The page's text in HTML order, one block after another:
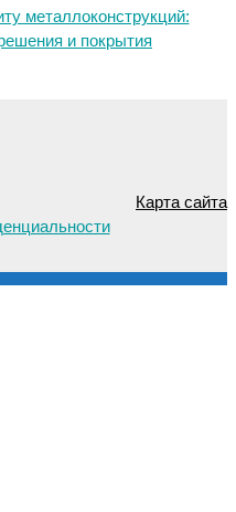
металлоконструкций:
и покрытия
Карта сайта